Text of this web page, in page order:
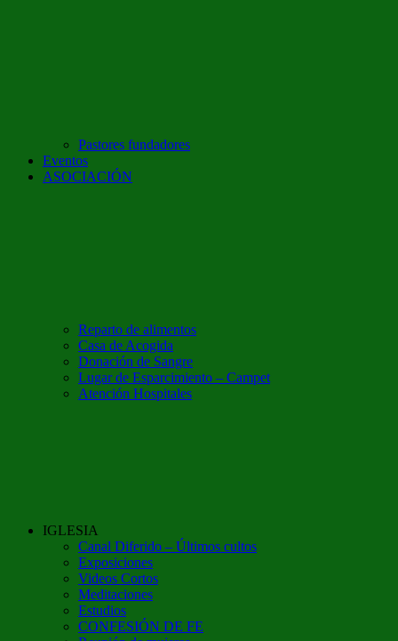
Pastores fundadores
Eventos
ASOCIACIÓN
Reparto de alimentos
Casa de Acogida
Donación de Sangre
Lugar de Esparcimiento – Campet
Atención Hospitales
IGLESIA
Canal Diferido – Últimos cultos
Exposiciones
Videos Cortos
Meditaciones
Estudios
CONFESIÓN DE FE